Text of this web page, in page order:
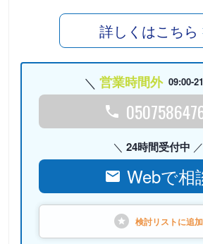
詳しくはこちら
営業時間外 09:00-
24時間受付中
Webで相
検討リストに追加